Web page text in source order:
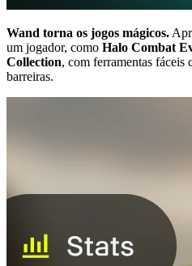
Wand torna os jogos mágicos.
um jogador, como Halo Combat
Collection, com ferramentas fáceis
barreiras.